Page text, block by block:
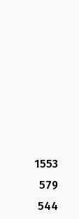
1553
579
544